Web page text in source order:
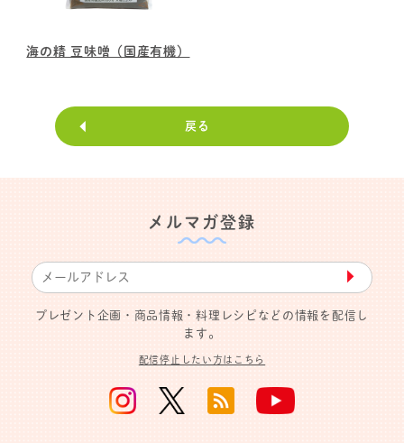
海の精 豆味噌（国産有機）
戻る
メルマガ登録
▶︎
プレゼント企画・商品情報・料理レシピなどの情報を配信し
ます。
配信停止したい方はこちら